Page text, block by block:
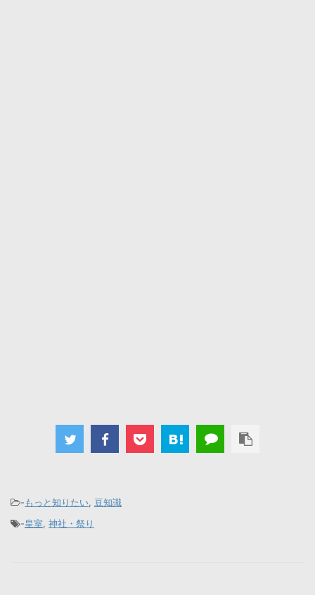
-もっと知りたい, 豆知識
-皇室, 神社・祭り